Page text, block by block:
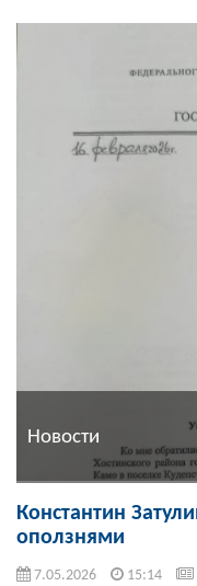
Новости
Константин
оползнями
7.05.2026 15:14